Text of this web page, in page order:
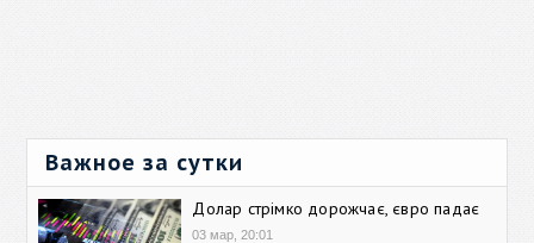
Важное за сутки
Долар стрімко дорожчає, євро падає
03 мар, 20:01